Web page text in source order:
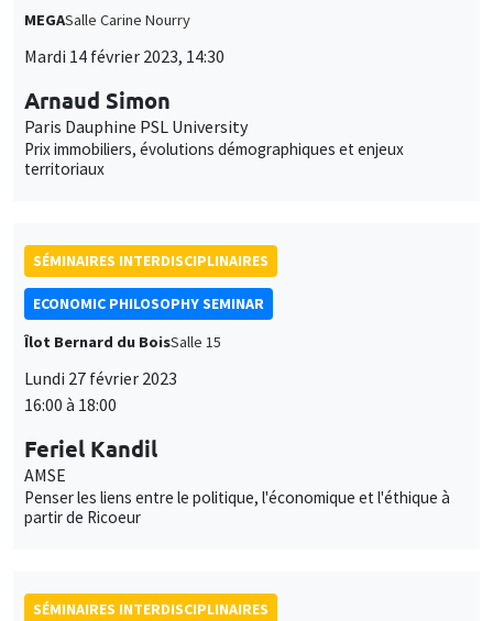
MEGASalle Carine Nourry
Mardi 14 février 2023, 14:30
Arnaud Simon
Paris Dauphine PSL University
Prix immobiliers, évolutions démographiques et enjeux
territoriaux
SÉMINAIRES INTERDISCIPLINAIRES
ECONOMIC PHILOSOPHY SEMINAR
Îlot Bernard du BoisSalle 15
Lundi 27 février 2023
16:00 à 18:00
Feriel Kandil
AMSE
Penser les liens entre le politique, l'économique et l'éthique à
partir de Ricoeur
SÉMINAIRES INTERDISCIPLINAIRES